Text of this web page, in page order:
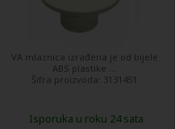
VA mlaznica izrađena je od bijele
ABS plastike ...
Šifra proizvoda: 3131451
Isporuka u roku 24 sata